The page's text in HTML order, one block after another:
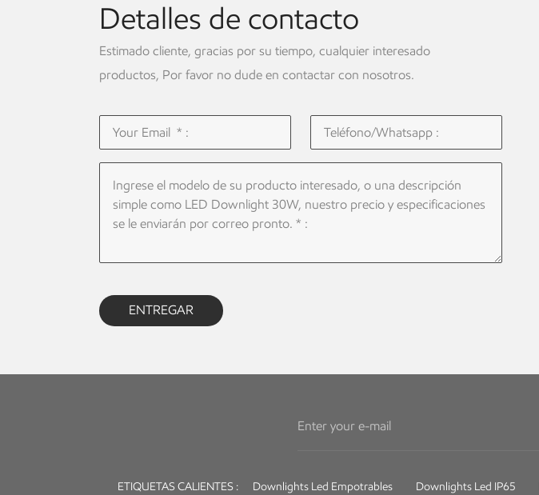
Detalles de contacto
Estimado cliente, gracias por su tiempo, cualquier interesado
productos, Por favor no dude en contactar con nosotros.
ENTREGAR
ETIQUETAS CALIENTES : Downlights Led Empotrables Downlights Led IP65